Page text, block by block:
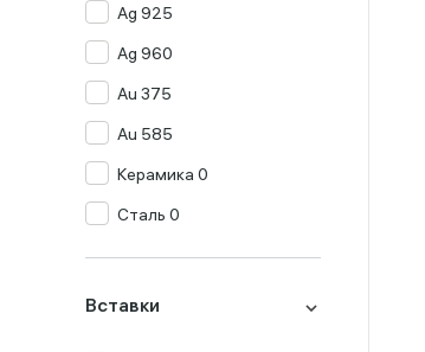
Ag 925
Ag 960
Au 375
Au 585
Керамика 0
Сталь 0
Вставки